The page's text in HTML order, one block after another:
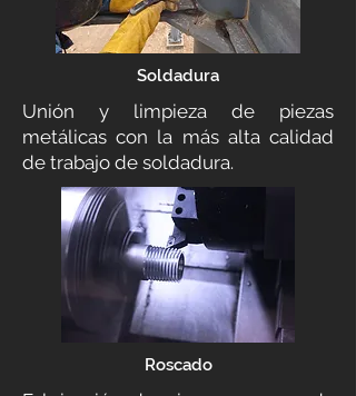
Soldadura
Unión y limpieza de piezas
metálicas con la más alta calidad
de trabajo de soldadura.
Roscado